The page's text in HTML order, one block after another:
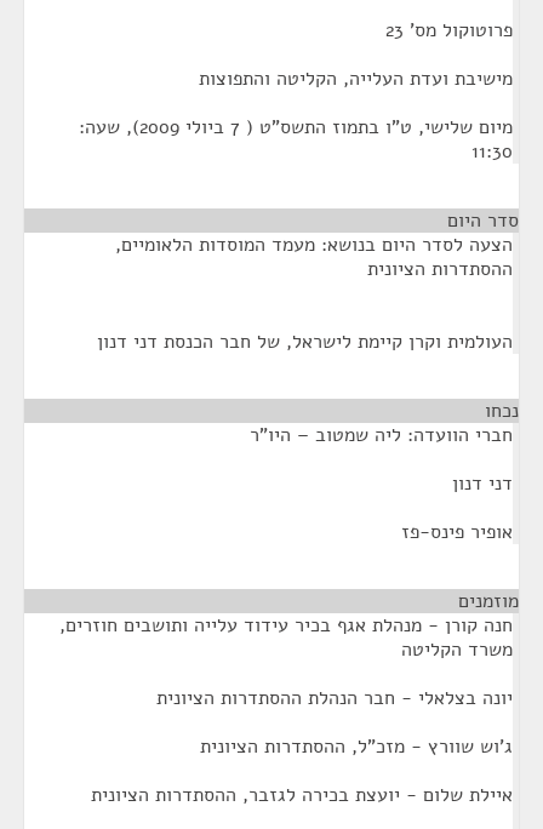
פרוטוקול מס' 23
מישיבת ועדת העלייה, הקליטה והתפוצות
מיום שלישי, ט"ו בתמוז התשס"ט ( 7 ביולי 2009), שעה:
11:30
סדר היום
הצעה לסדר היום בנושא: מעמד המוסדות הלאומיים,
ההסתדרות הציונית
העולמית וקרן קיימת לישראל, של חבר הכנסת דני דנון
נכחו
חברי הוועדה: ליה שמטוב – היו"ר
דני דנון
אופיר פינס-פז
מוזמנים
חנה קורן - מנהלת אגף בכיר עידוד עלייה ותושבים חוזרים,
משרד הקליטה
יונה בצלאלי - חבר הנהלת ההסתדרות הציונית
ג'וש שוורץ - מזכ"ל, ההסתדרות הציונית
איילת שלום - יועצת בכירה לגזבר, ההסתדרות הציונית